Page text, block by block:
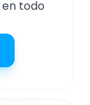
en todo